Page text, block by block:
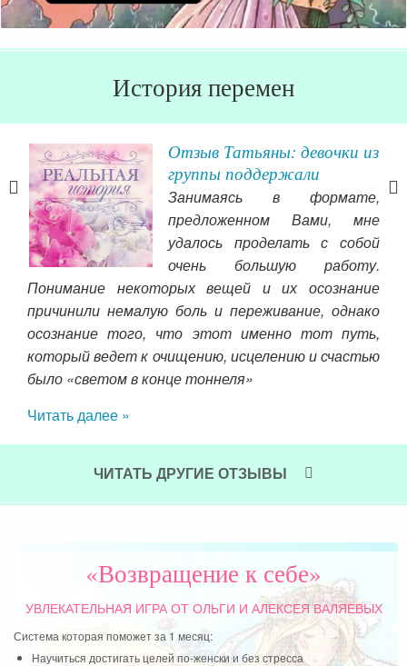
История перемен
Отзыв Татьяны: девочки из
группы поддержали
Занимаясь в формате,
предложенном Вами, мне
удалось проделать с собой
очень большую работу.
Понимание некоторых вещей и их осознание
причинили немалую боль и переживание, однако
осознание того, что этот именно тот путь,
который ведет к очищению, исцелению и счастью
было «светом в конце тоннеля»
Читать далее »
ЧИТАТЬ ДРУГИЕ ОТЗЫВЫ
«Возвращение к себе»
УВЛЕКАТЕЛЬНАЯ ИГРАОТ ОЛЬГИ И АЛЕКСЕЯ ВАЛЯЕВЫХ
Система которая поможет за 1 месяц:
Научиться достигать целей по-женски и без стресса